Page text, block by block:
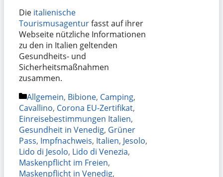
Die italienische
Tourismusagenturfasst auf ihrer
Webseite nützliche Informationen
zu den in Italien geltenden
Gesundheits- und
Sicherheitsmaßnahmen
zusammen.
Kategorien
Allgemein, Bibione, Camping,
Cavallino, Corona EU-Zertifikat,
Einreisebestimmungen Italien,
Gesundheit in Venedig, Grüner
Pass, Impfnachweis, Italien, Jesolo,
Lido di Jesolo, Lido di Venezia,
Maskenpflicht im Freien,
Maskenpflicht in Venedig,